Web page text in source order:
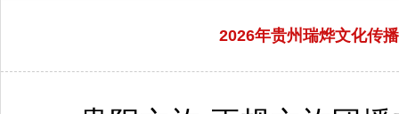
2026年贵州瑞烨文化传